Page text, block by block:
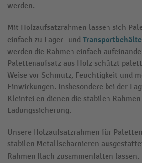
werden.
Mit Holzaufsatzrahmen lassen sich
einfach zu Lager- und
werden die Rahmen einfach
Palettenaufsatz aus Holz schützt
Weise vor Schmutz, Feuchtigkeit und
Einwirkungen. Insbesondere bei der
Kleinteilen dienen die stabilen
Ladungssicherung.
Unsere Holzaufsatzrahmen für
stabilen Metallscharnieren
Rahmen flach zusammenfalten lassen.